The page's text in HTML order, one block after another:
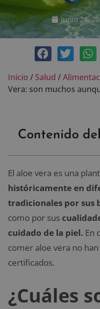
junio 24,
Inicio / Salud /
Vera: son muchos
Contenido
El aloe vera es una
históricamente en
tradicionales por sus
como por sus
cuidado de la piel. En
comer aloe vera no
certificados.
¿Cuáles